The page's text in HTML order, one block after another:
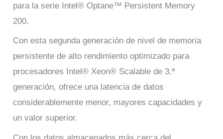
para la serie Intel® Optane™ Persistent Memory
200.
Con esta segunda generación de nivel de memoria
persistente de alto rendimiento optimizado para
procesadores Intel® Xeon® Scalable de 3.ª
generación, ofrece una latencia de datos
considerablemente menor, mayores capacidades y
un valor superior.